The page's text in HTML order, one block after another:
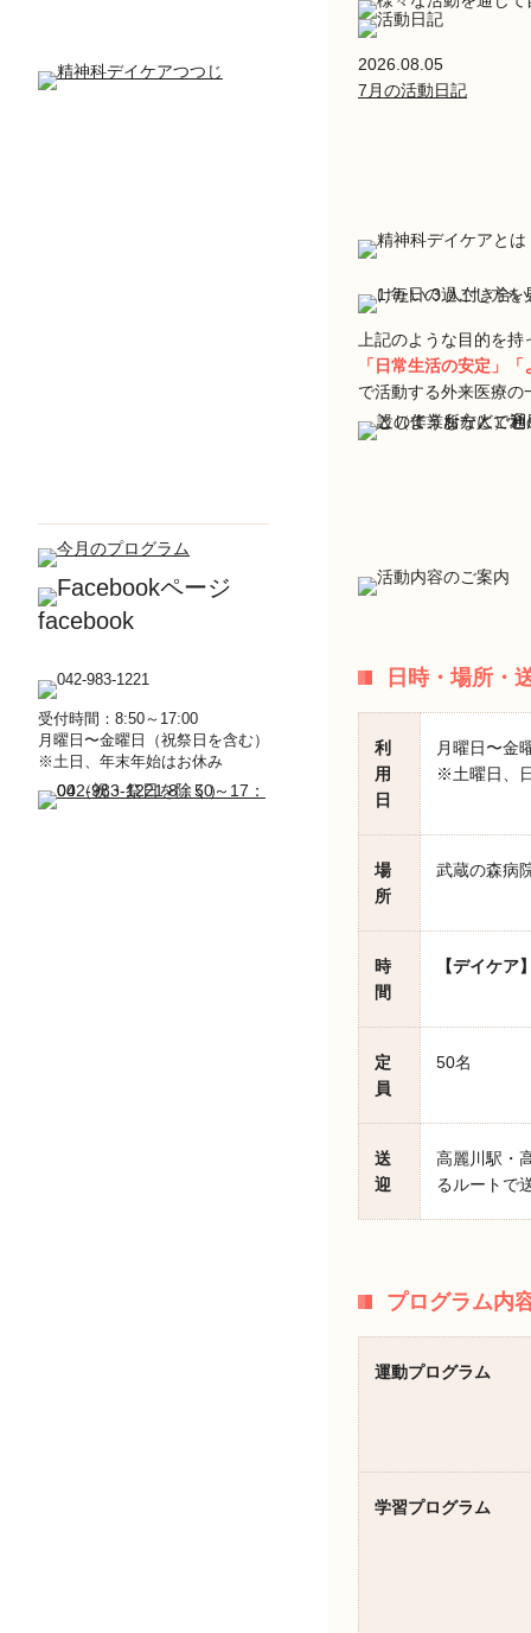
facebook
受付時間：8:50～17:00
月曜日〜金曜日（祝祭日を含む）
※土日、年末年始はお休み
2026.08.05
7月の活動日記
上記のような目的を持
「日常生活の安定」
で活動する外来医療の
日時・場所・
利
用
日
月曜日〜金
※土曜日、
場
所
武蔵の森病
時
間
【デイケア
定
員
50名
送
迎
高麗川駅・
るルートで
プログラム内
運動プログラム
学習プログラム